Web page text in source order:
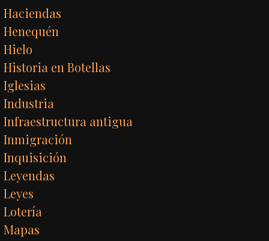
Haciendas
Henequén
Hielo
Historia en Botellas
Iglesias
Industria
Infraestructura antigua
Inmigración
Inquisición
Leyendas
Leyes
Lotería
Mapas